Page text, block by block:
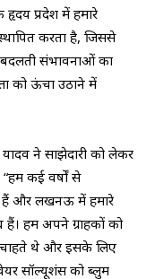
प्रदेश में हमारे
करता है, जिससे
बदलती संभावनाओं का
को ऊंचा उठाने में
ने साझेदारी को लेकर
कई वर्षों से
हैं और लखनऊ में हमारे
हम अपने ग्राहकों को
चाहते थे और इसके लिए
सॉल्यूशंस को ब्लुम